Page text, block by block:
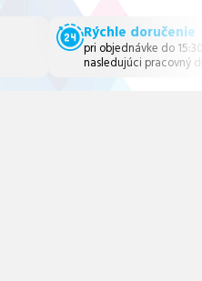
Rýchle doručenie
pri objednávke do
nasledujúci pracovný